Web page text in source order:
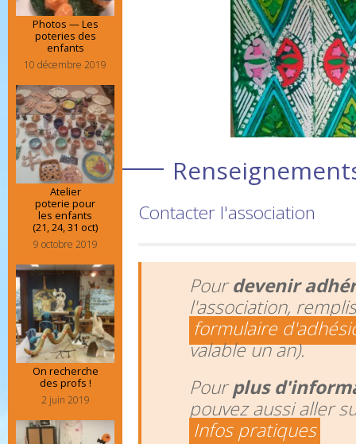
Contacter l'association
Pourdevenir
l'association,
formulaire
valable un an).
Pourplus
pouvez aussi aller
Infos pratiques
Photos — Les
poteries des
enfants
10 décembre 2019
Atelier
poterie pour
les enfants
(21, 24, 31 oct)
9 octobre 2019
On recherche
des profs !
2 juin 2019